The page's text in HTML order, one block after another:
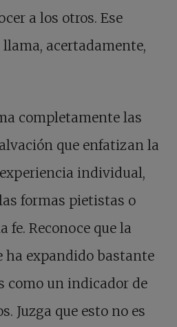
a los otros. Ese
acertadamente,
completamente las
que enfatizan la
individual,
formas pietistas o
fe. Reconoce que la
ha expandido bastante
como un indicador de
Juzga que esto no es